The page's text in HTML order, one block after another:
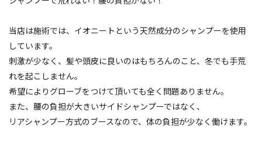
当店は施術では、イオニートという天然成分のシャンプーを使用
しています。
刺激が少なく、髪や頭皮に良いのはもちろんのこと、冬でも手荒
れを起こしません。
希望によりグローブをつけて頂いても全く問題ありません。
また、腰の負担が大きいサイドシャンプーではなく、
リアシャンプー方式のブースなので、体の負担が少なく働けます。